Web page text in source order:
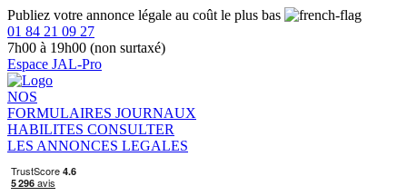
Publiez votre annonce légale au coût le plus bas
01 84 21 09 27
7h00 à 19h00 (non surtaxé)
Espace JAL-Pro
NOS
FORMULAIRES JOURNAUX
HABILITES CONSULTER
LES ANNONCES LEGALES